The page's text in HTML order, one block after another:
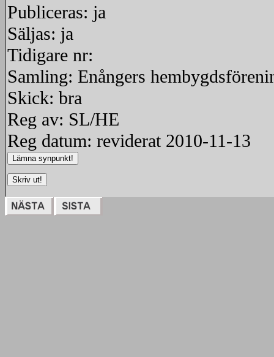
Publiceras: ja
Säljas: ja
Tidigare nr:
Samling: Enångers
Skick: bra
Reg av: SL/HE
Reg datum: reviderat 2010-11-13